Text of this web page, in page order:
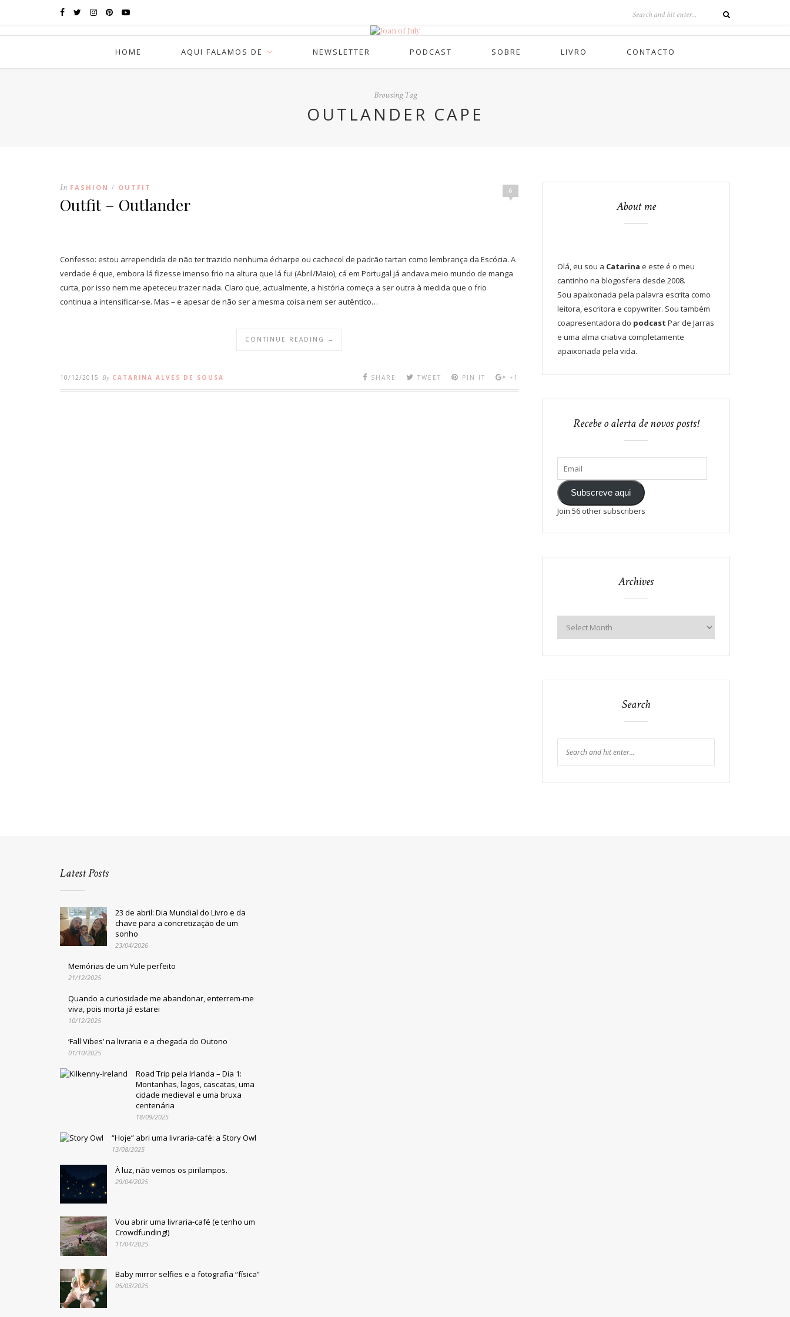
HOME AQUI FALAMOS DE NEWSLETTER PODCAST SOBRE LIVRO CONTACTO
Browsing Tag
OUTLANDER CAPE
6
In FASHION / OUTFIT
Outfit – Outlander
Confesso: estou arrependida de não ter trazido nenhuma écharpe ou cachecol de padrão tartan como lembrança da Escócia. A
verdade é que, embora lá fizesse imenso frio na altura que lá fui (Abril/Maio), cá em Portugal já andava meio mundo de manga
curta, por isso nem me apeteceu trazer nada. Claro que, actualmente, a história começa a ser outra à medida que o frio
continua a intensificar-se. Mas – e apesar de não ser a mesma coisa nem ser autêntico…
CONTINUE READING →
10/12/2015 By CATARINA ALVES DE SOUSA SHARE TWEET PIN IT +1
About me
Olá, eu sou a Catarina e este é o meu
cantinho na blogosfera desde 2008.
Sou apaixonada pela palavra escrita como
leitora, escritora e copywriter. Sou também
coapresentadora do podcast Par de Jarras
e uma alma criativa completamente
apaixonada pela vida.
Recebe o alerta de novos posts!
Subscreve aqui
Join 56 other subscribers
Archives
Search
Latest Posts
23 de abril: Dia Mundial do Livro e da
chave para a concretização de um
sonho
23/04/2026
Memórias de um Yule perfeito
21/12/2025
Quando a curiosidade me abandonar, enterrem-me
viva, pois morta já estarei
10/12/2025
‘Fall Vibes’ na livraria e a chegada do Outono
01/10/2025
Road Trip pela Irlanda – Dia 1:
Montanhas, lagos, cascatas, uma
cidade medieval e uma bruxa
centenária
18/09/2025
“Hoje” abri uma livraria-café: a Story Owl
13/08/2025
À luz, não vemos os pirilampos.
29/04/2025
Vou abrir uma livraria-café (e tenho um
Crowdfunding!)
11/04/2025
Baby mirror selfies e a fotografia “física”
05/03/2025